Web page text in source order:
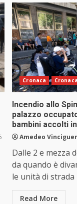
Cronaca
Incendio allo
palazzo
bambini accolti
Amedeo
Dalle 2 e mezza
da quando è
le unità di strada
Read More